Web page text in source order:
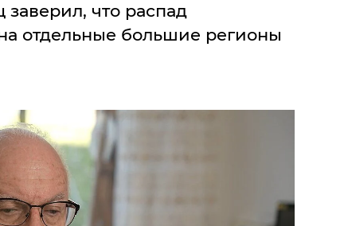
что распад
отдельные большие регионы